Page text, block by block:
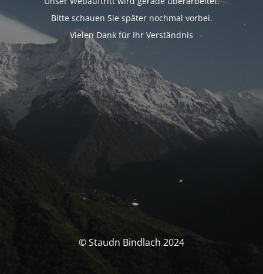
Bitte schauen Sie später nochmal vorbei.
Vielen Dank für Ihr Verständnis
© Staudn Bindlach 2024